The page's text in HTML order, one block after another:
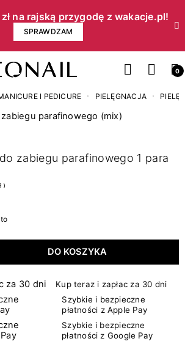
na rajską przygodę z wakacje.pl!​
SPRAWDZAM
0
I PEDICURE PIELĘGNACJA
zabiegu parafinowego 1 para
)
DO KOSZYKA
Kup teraz i zapłac za 30 dni
Szybkie i bezpieczne
płatności z Apple Pay
Szybkie i bezpieczne
płatności z Google Pay